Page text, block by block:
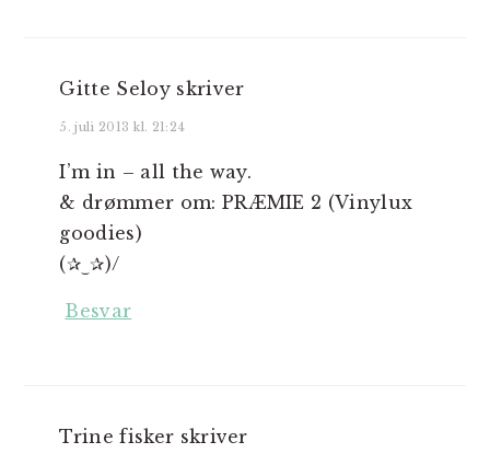
Gitte Seloy skriver
5. juli 2013 kl. 21:24
I’m in – all the way.
& drømmer om: PRÆMIE 2 (Vinylux
goodies)
(✰‿✰)/
Besvar
Trine fisker skriver